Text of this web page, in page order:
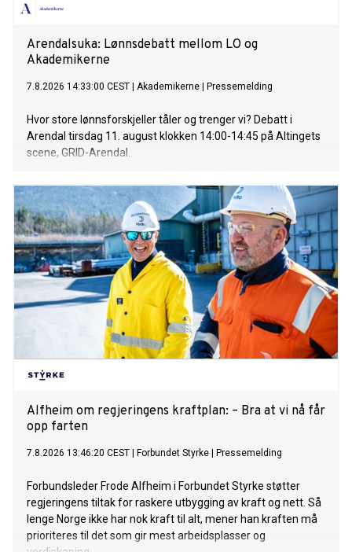
Arendalsuka: Lønnsdebatt mellom LO og
Akademikerne
7.8.2026 14:33:00 CEST Akademikerne Pressemelding
Hvor store lønnsforskjeller tåler og trenger vi? Debatt i
Arendal tirsdag 11. august klokken 14:00-14:45 på Altingets
scene, GRID-Arendal.
Alfheim om regjeringens kraftplan: – Bra at vi nå får
opp farten
7.8.2026 13:46:20 CEST Forbundet Styrke Pressemelding
Forbundsleder Frode Alfheim i Forbundet Styrke støtter
regjeringens tiltak for raskere utbygging av kraft og nett. Så
lenge Norge ikke har nok kraft til alt, mener han kraften må
prioriteres til det som gir mest arbeidsplasser og